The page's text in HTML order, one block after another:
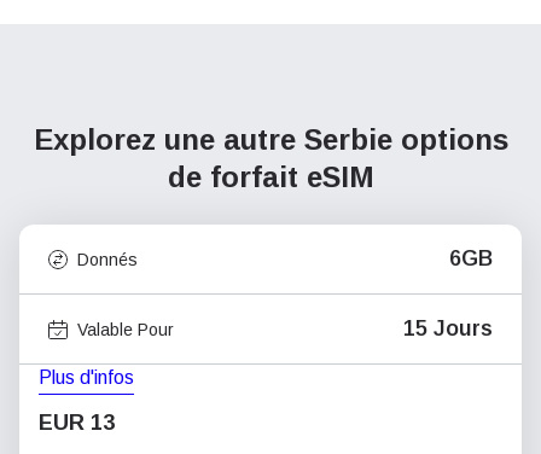
Explorez une autre Serbie options
de forfait eSIM
Donnés 6GB
Valable Pour 15 Jours
Plus d'infos
EUR 13